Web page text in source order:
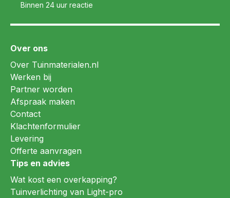
Binnen 24 uur reactie
Over ons
Over Tuinmaterialen.nl
Werken bij
Partner worden
Afspraak maken
Contact
Klachtenformulier
Levering
Offerte aanvragen
Tips en advies
Wat kost een overkapping?
Tuinverlichting van Light-pro